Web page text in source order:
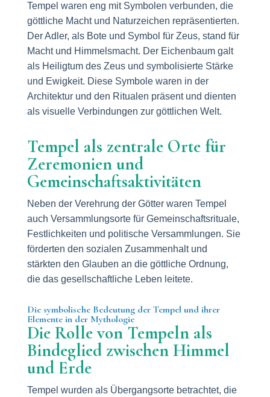
Tempel waren eng mit Symbolen verbunden, die
göttliche Macht und Naturzeichen repräsentierten.
Der Adler, als Bote und Symbol für Zeus, stand für
Macht und Himmelsmacht. Der Eichenbaum galt
als Heiligtum des Zeus und symbolisierte Stärke
und Ewigkeit. Diese Symbole waren in der
Architektur und den Ritualen präsent und dienten
als visuelle Verbindungen zur göttlichen Welt.
Tempel als zentrale Orte für
Zeremonien und
Gemeinschaftsaktivitäten
Neben der Verehrung der Götter waren Tempel
auch Versammlungsorte für Gemeinschaftsrituale,
Festlichkeiten und politische Versammlungen. Sie
förderten den sozialen Zusammenhalt und
stärkten den Glauben an die göttliche Ordnung,
die das gesellschaftliche Leben leitete.
Die symbolische Bedeutung der Tempel und ihrer
Elemente in der Mythologie
Die Rolle von Tempeln als
Bindeglied zwischen Himmel
und Erde
Tempel wurden als Übergangsorte betrachtet, die